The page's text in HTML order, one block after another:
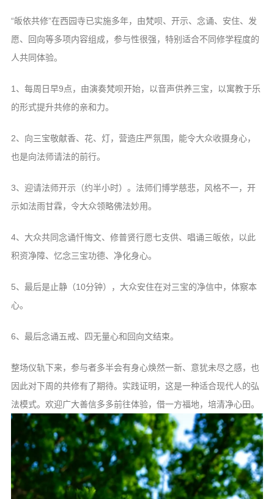
“皈依共修”在西园寺已实施多年，由梵呗、开示、念诵、安住、发
愿、回向等多项内容组成，参与性很强，特别适合不同修学程度的
人共同体验。
1、每周日早9点，由演奏梵呗开始，以音声供养三宝，以寓教于乐
的形式提升共修的亲和力。
2、向三宝敬献香、花、灯，营造庄严氛围，能令大众收摄身心，
也是向法师请法的前行。
3、迎请法师开示（约半小时）。法师们博学慈悲，风格不一，开
示如法雨甘霖，令大众领略佛法妙用。
4、大众共同念诵忏悔文、修普贤行愿七支供、唱诵三皈依，以此
积资净障、忆念三宝功德、净化身心。
5、最后是止静（10分钟），大众安住在对三宝的净信中，体察本
心。
6、最后念诵五戒、四无量心和回向文结束。
整场仪轨下来，参与者多半会有身心焕然一新、意犹未尽之感，也
因此对下周的共修有了期待。实践证明，这是一种适合现代人的弘
法模式。欢迎广大善信多多前往体验，借一方福地，培清净心田。